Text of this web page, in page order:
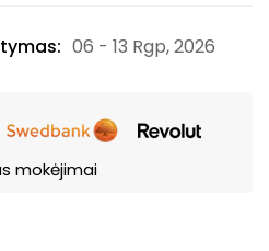
06 - 13 Rgp, 2026
mokėjimai